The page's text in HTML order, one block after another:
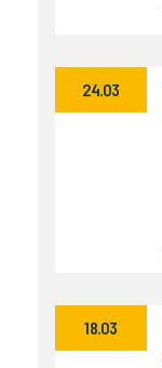
24.03
18.03